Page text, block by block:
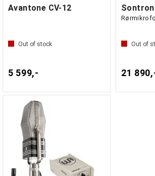
Avantone CV-12
Out of stock
5 599,-
Out of
21